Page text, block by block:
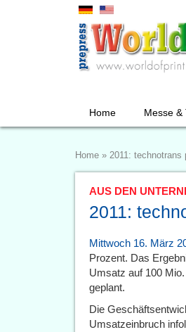
Home Messe &
Home » 2011: technotrans
AUS DEN
2011:
Mittwoch 16. März
Prozent. Das
Umsatz auf 100
geplant.
Die
Umsatzeinbruch